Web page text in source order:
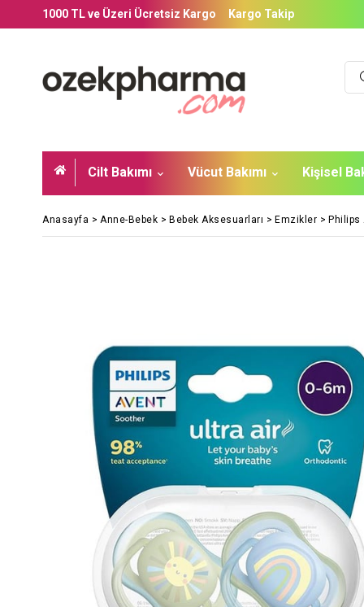
1000 TL ve Üzeri Ücretsiz Kargo Kargo Takip
Cilt Bakımı Vücut Bakımı Kişisel
Anasayfa > Anne-Bebek > Bebek Aksesuarları > Emzikler > Philips